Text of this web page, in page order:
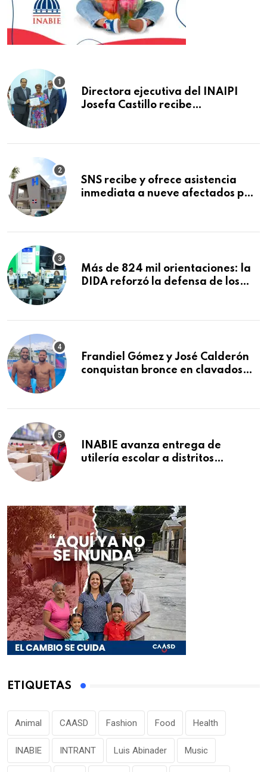
Directora ejecutiva del INAIPI
Josefa Castillo recibe
SNS recibe y ofrece asistencia
inmediata a nueve afectados por
Macorís
Más de 824 mil orientaciones: la
DIDA reforzó la defensa de los
Frandiel Gómez y José Calderón
conquistan bronce en clavados
INABIE avanza entrega de
utilería escolar a distritos
ETIQUETAS
Animal CAASD Fashion Food Health
INABIE INTRANT Luis Abinader Music